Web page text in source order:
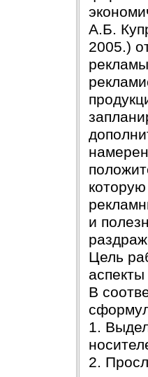
А.Б.
2005.)
и
Цель
В
1.
2.